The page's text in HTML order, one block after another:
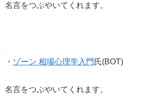
名言をつぶやいてくれます。
・ ゾーン 相場心理学入門 氏(BOT)
名言をつぶやいてくれます。